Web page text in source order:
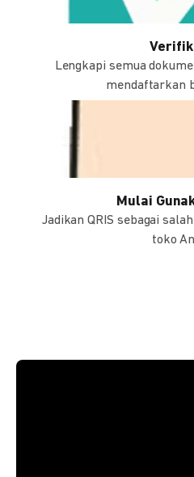
Lengkapi semua
mendaftarkan
Mulai
Jadikan QRIS sebagai
toko